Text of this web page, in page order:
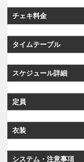
チェキ料金
タイムテーブル
スケジュール詳細
定員
衣装
システム・注意事項